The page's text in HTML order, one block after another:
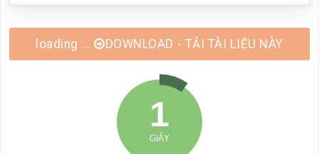
DOWNLOAD - TẢI TÀI LIỆU NÀY